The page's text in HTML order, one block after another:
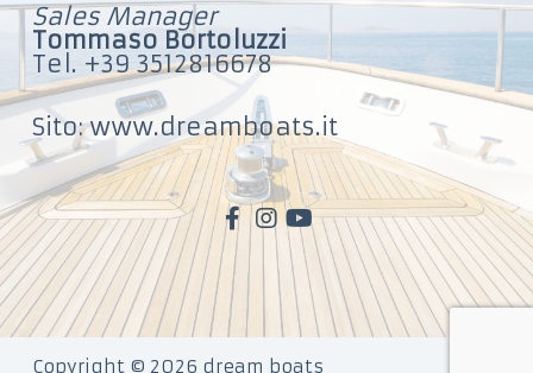
Sales Manager
Tommaso Bortoluzzi
Tel. +39 3512816678
Sito: www.dreamboats.it
Copyright © 2026 dream boats